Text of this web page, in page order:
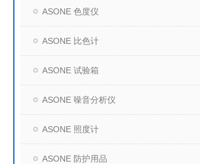
ASONE 色度仪
ASONE 比色计
ASONE 试验箱
ASONE 噪音分析仪
ASONE 照度计
ASONE 防护用品